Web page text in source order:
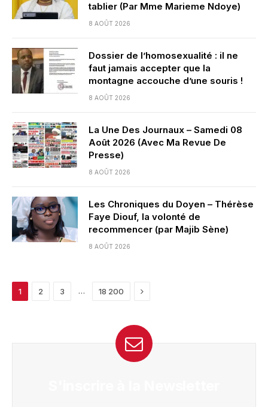
tablier (Par Mme Marieme Ndoye)
8 AOÛT 2026
Dossier de l’homosexualité : il ne
faut jamais accepter que la
montagne accouche d’une souris !
8 AOÛT 2026
La Une Des Journaux – Samedi 08
Août 2026 (Avec Ma Revue De
Presse)
8 AOÛT 2026
Les Chroniques du Doyen – Thérèse
Faye Diouf, la volonté de
recommencer (par Majib Sène)
8 AOÛT 2026
1 2 3 … 18 200 Next